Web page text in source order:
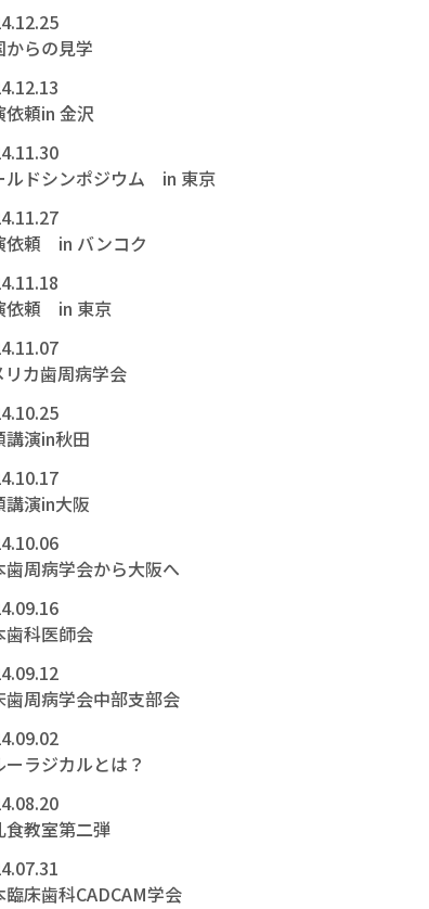
からの見学
依頼in 金沢
ルドシンポジウム in 東京
依頼 in バンコク
依頼 in 東京
リカ歯周病学会
講演in秋田
講演in大阪
歯周病学会から大阪へ
歯科医師会
歯周病学会中部支部会
ーラジカルとは？
食教室第二弾
臨床歯科CADCAM学会